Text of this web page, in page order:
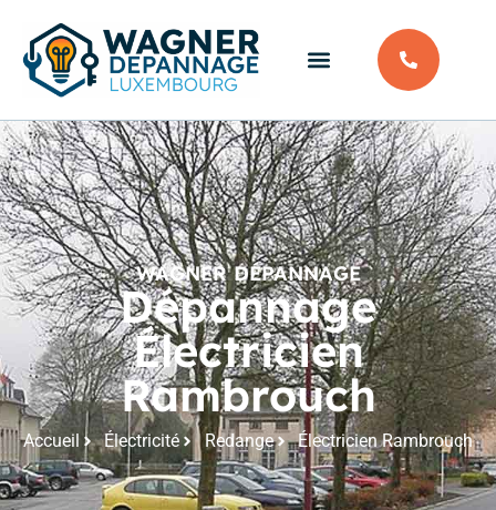
WAGNER DÉPANNAGE
Dépannage
Électricien
Rambrouch
Accueil Électricité Redange Électricien Rambrouch